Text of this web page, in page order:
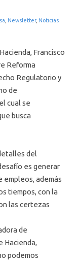
Newsletter, Noticias
Francisco
Reforma
Regulatorio y
de
cual se
busca
del
es generar
empleos, además
tiempos, con la
las certezas
de
Hacienda,
podemos